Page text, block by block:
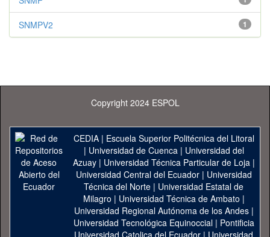
1
SNMPV2
Copyright 2024 ESPOL
CEDIA| Escuela Superior Politécnica del Litoral
| Universidad de Cuenca| Universidad del
Azuay| Universidad Técnica Particular de Loja|
Universidad Central del Ecuador| Universidad
Técnica del Norte | Universidad Estatal de
Milagro | Universidad Técnica de Ambato |
Universidad Regional Autónoma de los Andes|
Universidad Tecnológica Equinoccial| Pontificia
Universidad Catolica del Ecuador | Universidad